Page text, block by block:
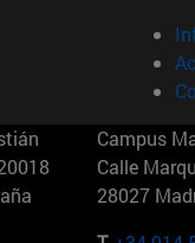
Campus
Calle
28027